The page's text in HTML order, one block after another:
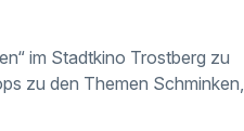
im Stadtkino Trostberg zu
zu den Themen Schminken,